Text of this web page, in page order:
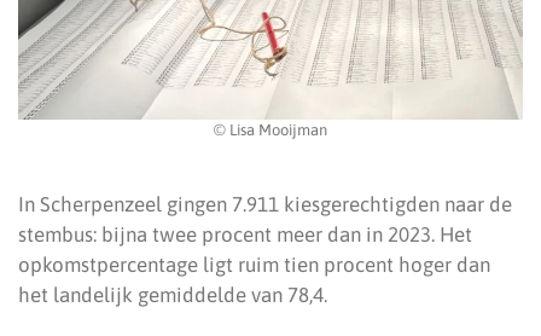
© Lisa Mooijman
In Scherpenzeel gingen 7.911 kiesgerechtigden naar de
stembus: bijna twee procent meer dan in 2023. Het
opkomstpercentage ligt ruim tien procent hoger dan
het landelijk gemiddelde van 78,4.